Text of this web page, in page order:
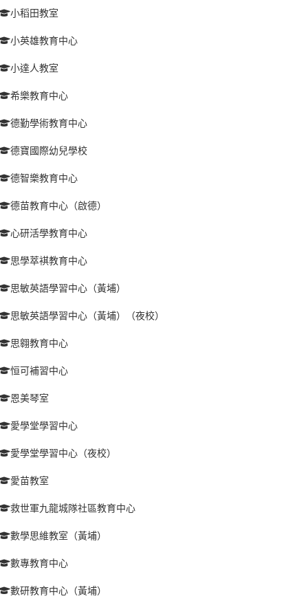
小稻田教室
小英雄教育中心
小達人教室
希樂教育中心
德勤學術教育中心
德寶國際幼兒學校
德智樂教育中心
德苗教育中心（啟德）
心研活學教育中心
思學萃褀教育中心
思敏英語學習中心（黃埔）
思敏英語學習中心（黃埔）（夜校）
思翱教育中心
恒可補習中心
恩美琴室
愛學堂學習中心
愛學堂學習中心（夜校）
愛苗教室
救世軍九龍城隊社區教育中心
數學思維教室（黃埔）
數專教育中心
數研教育中心（黃埔）